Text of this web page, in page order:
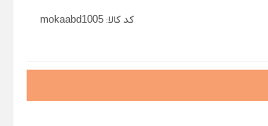
کد کالا:mokaabd1005